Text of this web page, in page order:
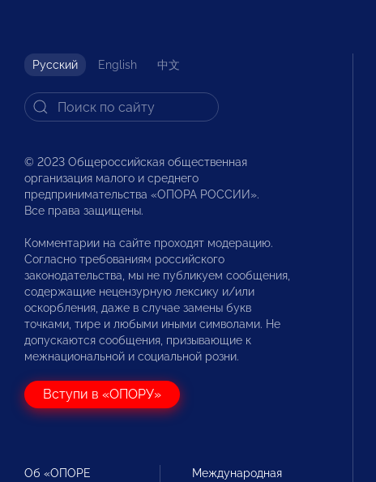
Русский English 中文
© 2023 Общероссийская общественная
организация малого и среднего
предпринимательства «ОПОРА РОССИИ».
Все права защищены.
Комментарии на сайте проходят модерацию.
Согласно требованиям российского
законодательства, мы не публикуем сообщения,
содержащие нецензурную лексику и/или
оскорбления, даже в случае замены букв
точками, тире и любыми иными символами. Не
допускаются сообщения, призывающие к
межнациональной и социальной розни.
Вступи в «ОПОРУ»
Об «ОПОРЕ
Международная